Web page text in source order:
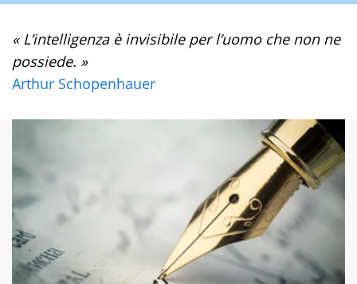
« L’intelligenza è invisibile per l’uomo che non ne
possiede. »
Arthur Schopenhauer